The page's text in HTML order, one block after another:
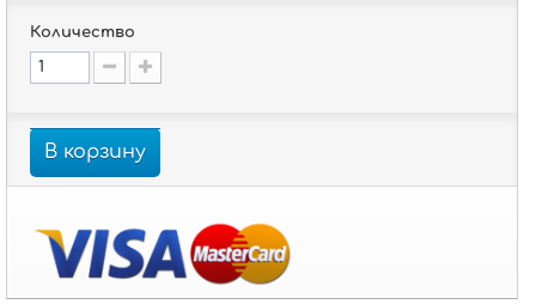
Количество
В корзину